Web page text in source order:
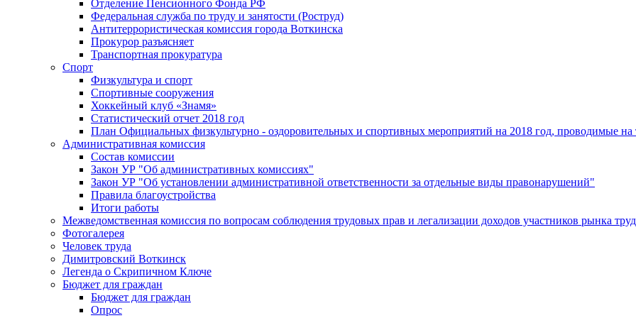
Отделение Пенсионного Фонда РФ
Федеральная служба по труду и занятости (Роструд)
Антитеррористическая комиссия города Воткинска
Прокурор разъясняет
Транспортная прокуратура
Спорт
Физкультура и спорт
Спортивные сооружения
Хоккейный клуб «Знамя»
Статистический отчет 2018 год
План Официальных физкультурно - оздоровительных и спортивных мероприятий на 2018 год, проводимые
Административная комиссия
Состав комиссии
Закон УР "Об административных комиссиях"
Закон УР "Об установлении административной ответственности за отдельные виды правонарушений"
Правила благоустройства
Итоги работы
Межведомственная комиссия по вопросам соблюдения трудовых прав и легализации доходов участников рынка
Фотогалерея
Человек труда
Димитровский Воткинск
Легенда о Скрипичном Ключе
Бюджет для граждан
Бюджет для граждан
Опрос